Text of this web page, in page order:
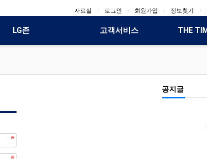
자료실 로그인 회원가입 정보찾기
LG존 고객서비스 THE
공지글